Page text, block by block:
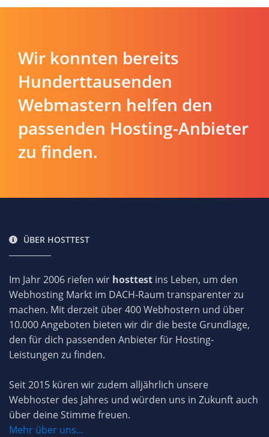
Wir konnten bereits
Hunderttausenden
Webmastern helfen den
passenden Hosting-Anbieter
zu finden.
ÜBER HOSTTEST
Im Jahr 2006 riefen wir hosttest ins Leben, um den
Webhosting Markt im DACH-Raum transparenter zu
machen. Mit derzeit über 400 Webhostern und über
10.000 Angeboten bieten wir dir die beste Grundlage,
den für dich passenden Anbieter für Hosting-
Leistungen zu finden.
Seit 2015 küren wir zudem alljährlich unsere
Webhoster des Jahres und würden uns in Zukunft auch
über deine Stimme freuen.
Mehr über uns...